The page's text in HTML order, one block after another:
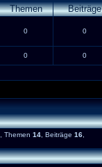
Themen Beiträge
0 0
0 0
, Themen 14 , Beiträge 16